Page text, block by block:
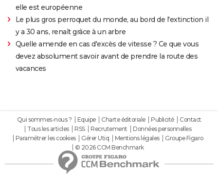
elle est européenne
Le plus gros perroquet du monde, au bord de l'extinction il
y a 30 ans, renaît grâce à un arbre
Quelle amende en cas d'excès de vitesse ? Ce que vous
devez absolument savoir avant de prendre la route des
vacances
Qui sommes-nous ? Equipe Charte éditoriale Publicité
Contact
Tous les articles
RSS Recrutement
Données personnelles
Paramétrer les cookies
Gérer Utiq Mentions légales
Groupe Figaro
© 2026 CCM Benchmark